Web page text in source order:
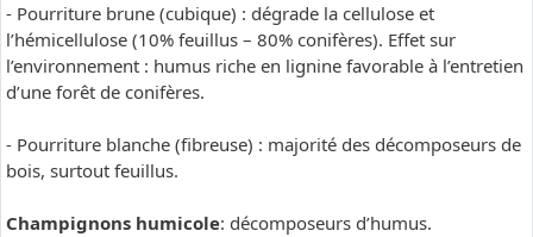
- Pourriture brune (cubique) : dégrade la cellulose et
l’hémicellulose (10% feuillus – 80% conifères). Effet sur
l’environnement : humus riche en lignine favorable à l’entretien
d’une forêt de conifères.
- Pourriture blanche (fibreuse) : majorité des décomposeurs de
bois, surtout feuillus.
Champignons humicole: décomposeurs d’humus.